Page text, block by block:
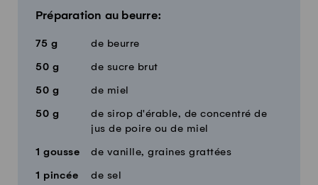
Préparation au beurre:
75 g de beurre
50 g de sucre brut
50 g de miel
50 g
de sirop d'érable, de concentré de
jus de poire ou de miel
1 gousse de vanille, graines grattées
1 pincée de sel